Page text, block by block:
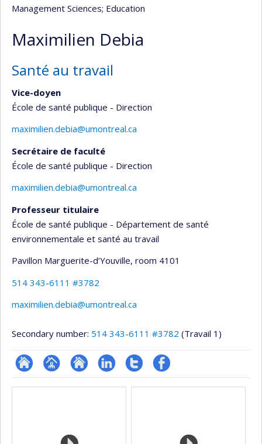
Management Sciences; Education
Maximilien Debia
Santé au travail
Vice-doyen
École de santé publique - Direction
maximilien.debia@umontreal.ca
Secrétaire de faculté
École de santé publique - Direction
maximilien.debia@umontreal.ca
Professeur titulaire
École de santé publique - Département de santé
environnementale et santé au travail
Pavillon Marguerite-d’Youville, room 4101
514 343-6111 #3782
maximilien.debia@umontreal.ca
Secondary number: 514 343-6111 #3782 (Travail 1)
ResearchGate
Page Site
de
LinkedInCompteProfil
Media